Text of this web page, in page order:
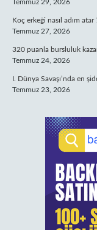
Temmuz 29, 2026
Koç erkeği nasıl adım atar
Temmuz 27, 2026
320 puanla bursluluk
Temmuz 24, 2026
I. Dünya Savaşı’nda en
Temmuz 23, 2026